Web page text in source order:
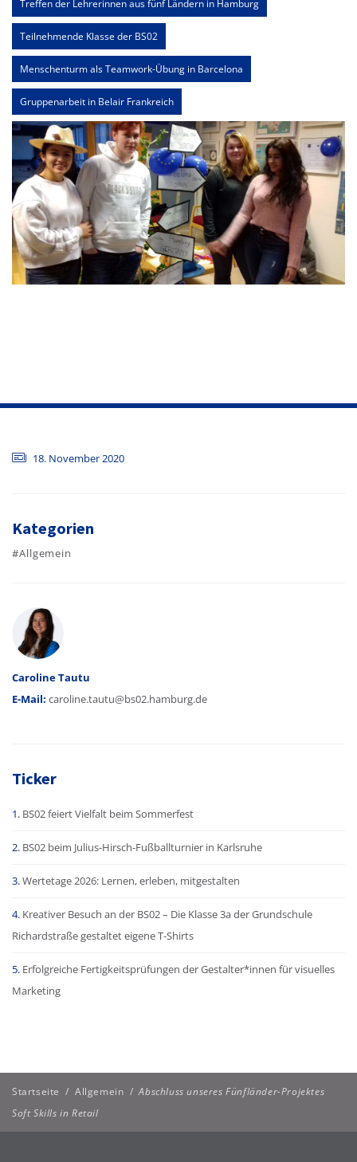
Treffen der Lehrerinnen aus fünf Ländern in Hamburg
Teilnehmende Klasse der BS02
Menschenturm als Teamwork-Übung in Barcelona
Gruppenarbeit in Belair Frankreich
18. November 2020
Kategorien
#Allgemein
Autor
Caroline Tautu
E-Mail: caroline.tautu@bs02.hamburg.de
Ticker
BS02 feiert Vielfalt beim Sommerfest
BS02 beim Julius-Hirsch-Fußballturnier in Karlsruhe
Wertetage 2026: Lernen, erleben, mitgestalten
Kreativer Besuch an der BS02 – Die Klasse 3a der Grundschule
Richardstraße gestaltet eigene T-Shirts
Erfolgreiche Fertigkeitsprüfungen der Gestalter*innen für visuelles
Marketing
Startseite / Allgemein /Abschluss unseres Fünfländer-Projektes
Soft Skills in Retail